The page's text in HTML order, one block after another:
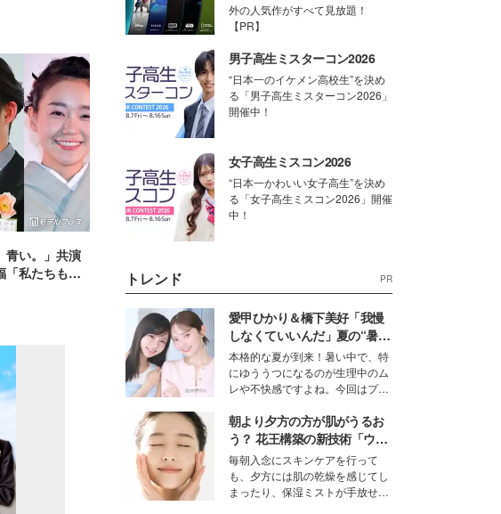
青い。」共演
「私たちも頑
外の人気作がすべて見放題！
【PR】
男子高生ミスターコン2026
“日本一のイケメン高校生”を決め
る「男子高生ミスターコン2026」
開催中！
女子高生ミスコン2026
“日本一かわいい女子高生”を決め
る「女子高生ミスコン2026」開催
中！
トレンド PR
愛甲ひかり＆橋下美好「我慢
しなくていいんだ」夏の“暑さ
対策”の新しい選択肢とは？
本格的な夏が到来！暑い中で、特
にゆううつになるのが生理中のム
レや不快感ですよね。今回はプラ
モデル・愛甲ひかりさんと橋下美
好さんを迎えて本音で女子会トー
ク。猛暑のお出かけを快適に過ご
すヒントや、2人が感動した夏の
生理の新常識にも迫りました。
朝より夕方の方が肌がうるお
う？ 花王構築の新技術「ウォ
ーターキャプチャリングスキ
ン（捕水肌）」がスキンケア
の常識を変える予感
毎朝入念にスキンケアを行って
も、夕方には肌の乾燥を感じてし
まったり、保湿ミストが手放せな